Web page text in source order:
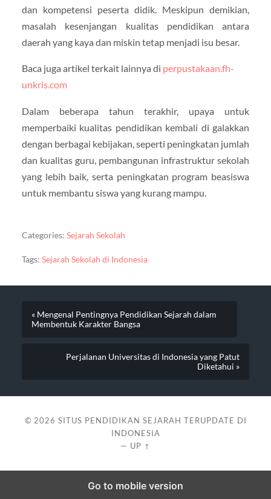
dan kompetensi peserta didik. Meskipun demikian,
masalah kesenjangan kualitas pendidikan antara
daerah yang kaya dan miskin tetap menjadi isu besar.
Baca juga artikel terkait lainnya di perpustakaan.fh-
unkris.com
Dalam beberapa tahun terakhir, upaya untuk
memperbaiki kualitas pendidikan kembali di galakkan
dengan berbagai kebijakan, seperti peningkatan jumlah
dan kualitas guru, pembangunan infrastruktur sekolah
yang lebih baik, serta peningkatan program beasiswa
untuk membantu siswa yang kurang mampu.
Categories: Sejarah Sekolah
Tags: Sejarah Sekolah di Indonesia
« Mengenal Pentingnya Pendidikan Sejarah dalam
Membentuk Karakter Bangsa
Perjalanan Universitas di Indonesia yang Patut
Diketahui »
© 2026 SITUS PENDIDIKAN SEJARAH TERUPDATE DI
INDONESIA
— UP ↑
Go to mobile version